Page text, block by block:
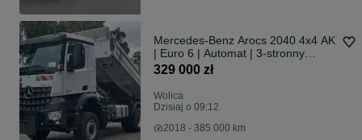
Mercedes-Benz Arocs 2040 4x4 AK
| Euro 6 | Automat | 3-stronny
wywrot Meiller DSK
329 000 zł
Wolica
Dzisiaj o 09:12
2018 - 385 000 km